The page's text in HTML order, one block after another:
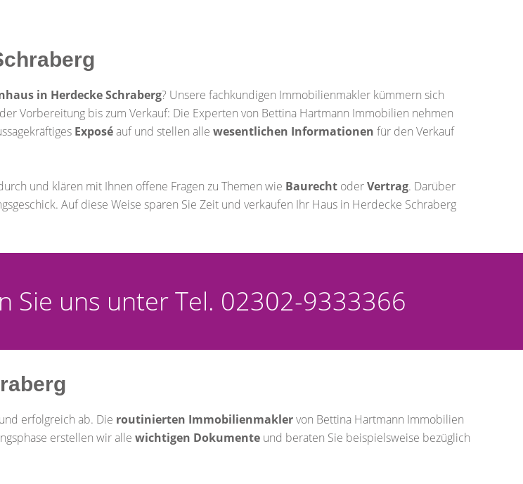
in Herdecke Schraberg? Unsere fachkundigen Immobilienmakler kümmern sich
Vorbereitung bis zum Verkauf: Die Experten von Bettina Hartmann Immobilien nehmen
Exposéauf und stellen alle wesentlichen Informationen für den Verkauf
und klären mit Ihnen offene Fragen zu Themen wie Baurecht oderVertrag. Darüber
Auf diese Weise sparen Sie Zeit und verkaufen Ihr Haus in Herdecke Schraberg
Sie uns unter Tel. 02302-9333366
erfolgreich ab. Die routinierten Immobilienmaklervon Bettina Hartmann Immobilien
erstellen wir alle wichtigen Dokumente und beraten Sie beispielsweise bezüglich